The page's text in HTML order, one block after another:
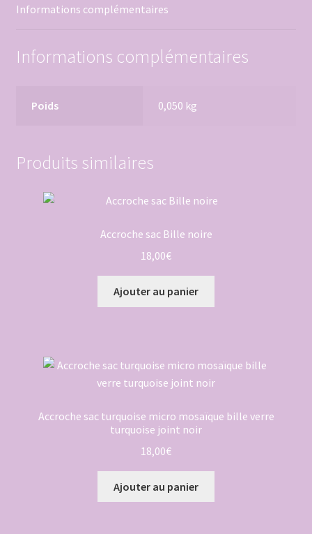
Informations complémentaires
Informations complémentaires
Poids 0,050 kg
Produits similaires
Accroche sac Bille noire
18,00€
Ajouter au panier
Accroche sac turquoise micro mosaïque bille verre
turquoise joint noir
18,00€
Ajouter au panier